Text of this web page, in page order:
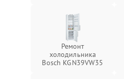
Ремонт
холодильника
Bosch KGN39VW35